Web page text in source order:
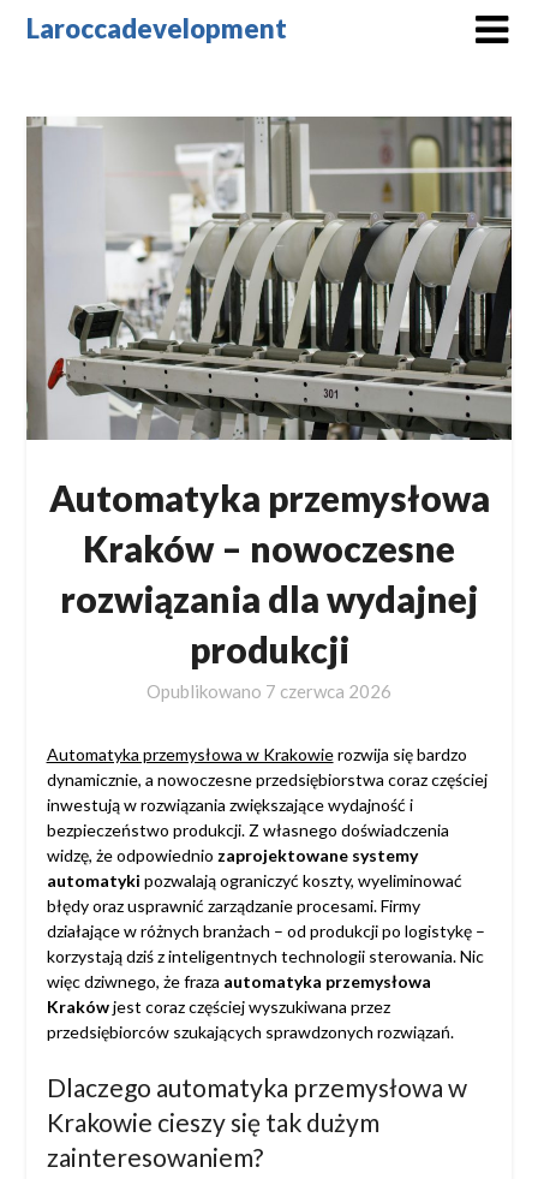
SkipLaroccadevelopment
Automatyka przemysłowa
Kraków – nowoczesne
rozwiązania dla wydajnej
produkcji
Opublikowano 7 czerwca 2026
Automatyka przemysłowa w Krakowierozwija się bardzo
dynamicznie, a nowoczesne przedsiębiorstwa coraz częściej
inwestują w rozwiązania zwiększające wydajność i
bezpieczeństwo produkcji. Z własnego doświadczenia
widzę, że odpowiednio zaprojektowane systemy
automatyki pozwalają ograniczyć koszty, wyeliminować
błędy oraz usprawnić zarządzanie procesami. Firmy
działające w różnych branżach – od produkcji po logistykę –
korzystają dziś z inteligentnych technologii sterowania. Nic
więc dziwnego, że fraza automatyka przemysłowa
Krakówjest coraz częściej wyszukiwana przez
przedsiębiorców szukających sprawdzonych rozwiązań.
Dlaczego automatyka przemysłowa w
Krakowie cieszy się tak dużym
zainteresowaniem?